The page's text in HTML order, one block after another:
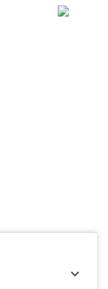
keyboard_arrow_down